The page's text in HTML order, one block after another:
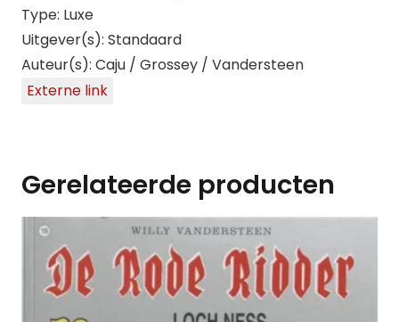
Type: Luxe
Uitgever(s): Standaard
Auteur(s): Caju / Grossey / Vandersteen
Externe link
Gerelateerde producten